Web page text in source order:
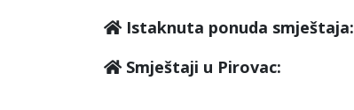
Istaknuta ponuda smještaja:
Smještaji u Pirovac: